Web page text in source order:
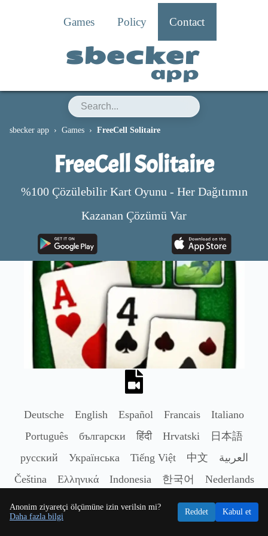
Anonim ziyaretçi ölçümüne izin verilsin mi?
Daha fazla bilgi
Reddet Kabul et
Games Policy Contact
sbecker
app
sbecker app Games FreeCell Solitaire
FreeCell Solitaire
%100 Çözülebilir Kart Oyunu - Her Dağıtımın
Kazanan Çözümü Var
Deutsche English Español Francais
Italiano
Português
български हिंदी Hrvatski
日本語
русский
Українська Tiếng Việt 中文
العربية
Čeština
Ελληνικά Indonesia 한국어 Nederlands
Polski Română Svenska ไทย Türkçe